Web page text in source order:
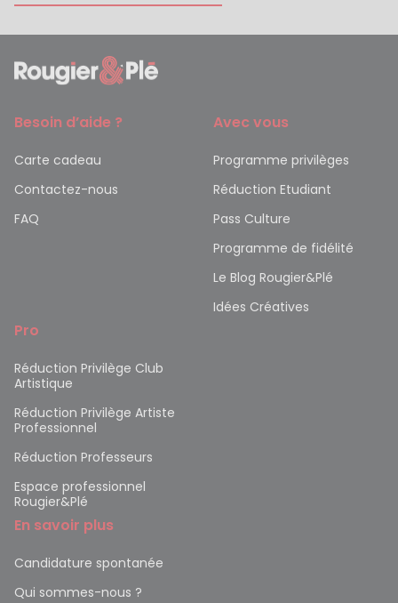
Besoin d’aide ?
Carte cadeau
Contactez-nous
FAQ
Avec vous
Programme privilèges
Réduction Etudiant
Pass Culture
Programme de fidélité
Le Blog Rougier&Plé
Idées Créatives
Pro
Réduction Privilège Club
Artistique
Réduction Privilège Artiste
Professionnel
Réduction Professeurs
Espace professionnel
Rougier&Plé
En savoir plus
Candidature spontanée
Qui sommes-nous ?